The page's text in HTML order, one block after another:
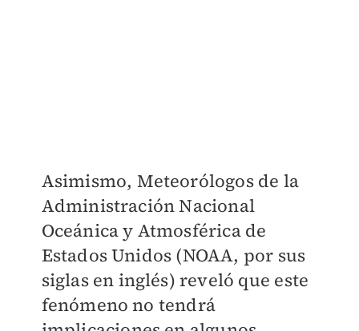
Asimismo, Meteorólogos de la
Administración Nacional
Oceánica y Atmosférica de
Estados Unidos (NOAA, por sus
siglas en inglés) reveló que este
fenómeno no tendrá